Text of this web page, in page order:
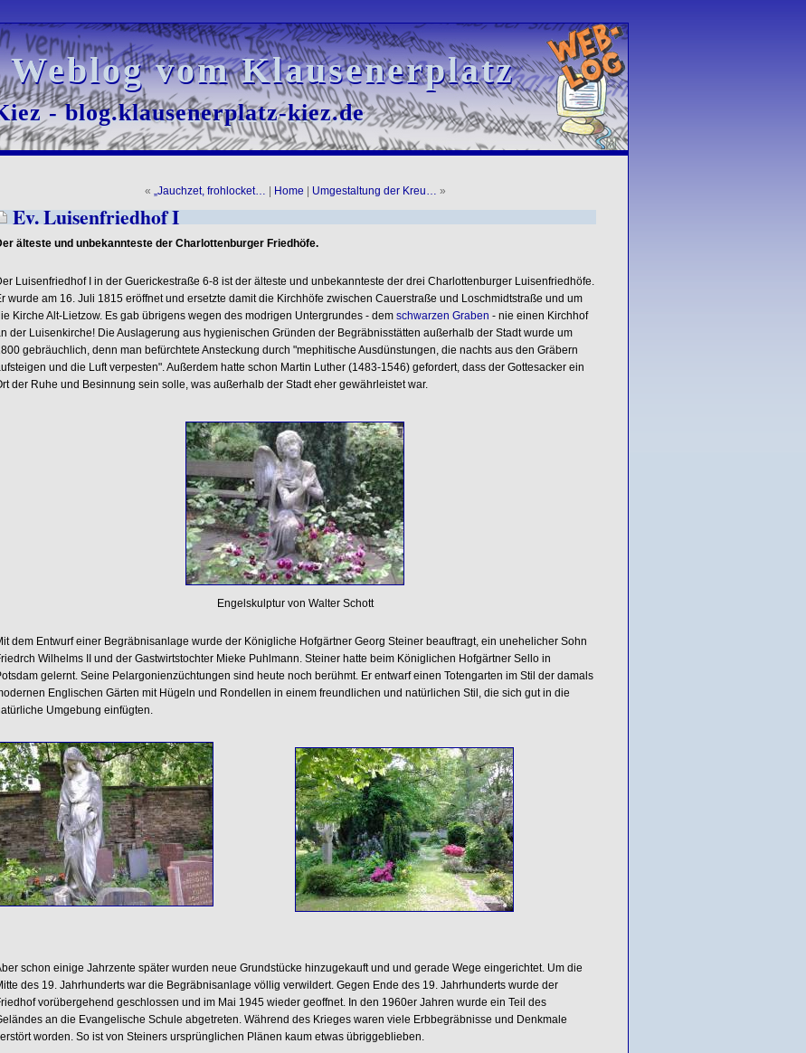
vom Klausenerplatz
vom Klausenerplatz
- blog.klausenerplatz-kiez.de
- blog.klausenerplatz-kiez.de
« „Jauchzet, frohlocket… Home Umgestaltung der Kreu… »
Ev. Luisenfriedhof I
älteste und unbekannteste der Charlottenburger Friedhöfe.
Luisenfriedhof I in der Guerickestraße 6-8 ist der älteste und unbekannteste der drei Charlottenburger Luisenfriedhöfe.
wurde am 16. Juli 1815 eröffnet und ersetzte damit die Kirchhöfe zwischen Cauerstraße und Loschmidtstraße und um
Kirche Alt-Lietzow. Es gab übrigens wegen des modrigen Untergrundes - dem schwarzen Graben - nie einen Kirchhof
der Luisenkirche! Die Auslagerung aus hygienischen Gründen der Begräbnisstätten außerhalb der Stadt wurde um
gebräuchlich, denn man befürchtete Ansteckung durch "mephitische Ausdünstungen, die nachts aus den Gräbern
und die Luft verpesten". Außerdem hatte schon Martin Luther (1483-1546) gefordert, dass der Gottesacker ein
der Ruhe und Besinnung sein solle, was außerhalb der Stadt eher gewährleistet war.
Engelskulptur von Walter Schott
dem Entwurf einer Begräbnisanlage wurde der Königliche Hofgärtner Georg Steiner beauftragt, ein unehelicher Sohn
Wilhelms II und der Gastwirtstochter Mieke Puhlmann. Steiner hatte beim Königlichen Hofgärtner Sello in
gelernt. Seine Pelargonienzüchtungen sind heute noch berühmt. Er entwarf einen Totengarten im Stil der damals
Englischen Gärten mit Hügeln und Rondellen in einem freundlichen und natürlichen Stil, die sich gut in die
Umgebung einfügten.
schon einige Jahrzente später wurden neue Grundstücke hinzugekauft und und gerade Wege eingerichtet. Um die
des 19. Jahrhunderts war die Begräbnisanlage völlig verwildert. Gegen Ende des 19. Jahrhunderts wurde der
vorübergehend geschlossen und im Mai 1945 wieder geoffnet. In den 1960er Jahren wurde ein Teil des
an die Evangelische Schule abgetreten. Während des Krieges waren viele Erbbegräbnisse und Denkmale
worden. So ist von Steiners ursprünglichen Plänen kaum etwas übriggeblieben.